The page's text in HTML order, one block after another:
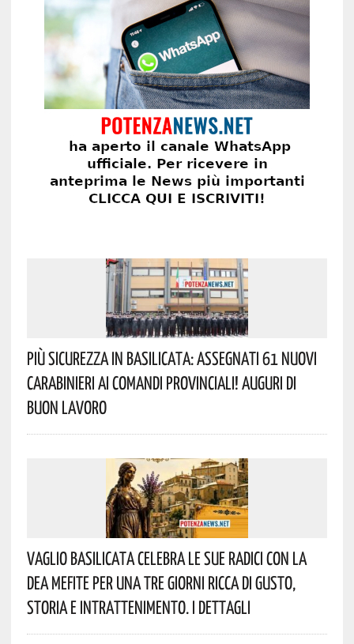
Più Sicurezza In Basilicata: Assegnati 61 Nuovi
Carabinieri Ai Comandi Provinciali! Auguri Di
Buon Lavoro
Vaglio Basilicata Celebra Le Sue Radici Con La
Dea Mefite Per Una Tre Giorni Ricca Di Gusto,
Storia E Intrattenimento. I Dettagli